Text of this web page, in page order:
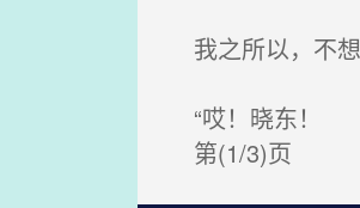
我之所以，不
“哎！晓东！
第(1/3)页